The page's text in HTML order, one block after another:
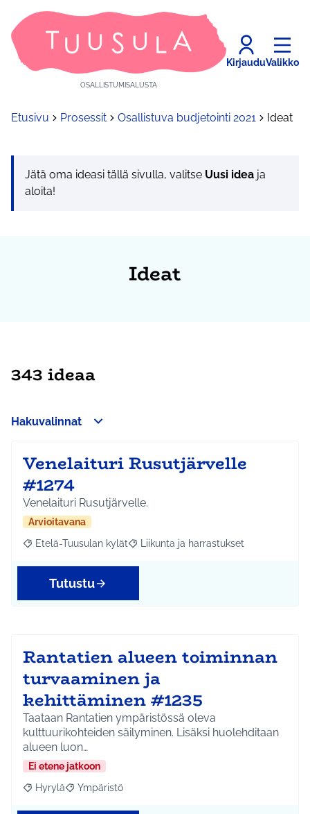
OSALLISTUMISALUSTA
KirjauduValikko
Etusivu Prosessit Osallistuva budjetointi 2021 Ideat
Jätä oma ideasi tällä sivulla, valitse Uusi idea ja
aloita!
Ideat
343 ideaa
Hakuvalinnat
Venelaituri Rusutjärvelle
#1274
Venelaituri Rusutjärvelle.
Arvioitavana
Rajaa tulokset aihepiirin mukaan: Etelä-Tuusulan kylät
Etelä-Tuusulan kylät Rajaa tulokset teeman mukaan:
Liikunta ja harrastukset
Tutustu
Rantatien alueen toiminnan
turvaaminen ja
kehittäminen #1235
Taataan Rantatien ympäristössä oleva
kulttuurikohteiden säilyminen. Lisäksi huolehditaan
alueen luon…
Ei etene jatkoon
Rajaa tulokset aihepiirin mukaan: Hyrylä
Hyrylä Rajaa tulokset teeman mukaan: Ympäristö
Ympäristö